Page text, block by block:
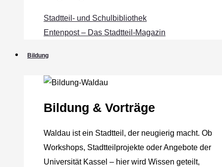
Stadtteil- und Schulbibliothek
Entenpost – Das Stadtteil-Magazin
Bildung
Bildung & Vorträge
Waldau ist ein Stadtteil, der neugierig macht. Ob
Workshops, Stadtteilprojekte oder Angebote der
Universität Kassel – hier wird Wissen geteilt,